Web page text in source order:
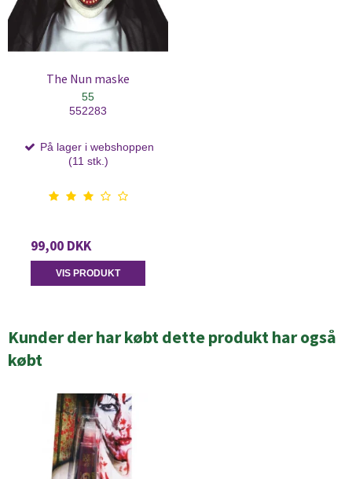
The Nun maske
55
552283
På lager i webshoppen
(11 stk.)
99,00 DKK
VIS PRODUKT
Kunder der har købt dette produkt har også
købt